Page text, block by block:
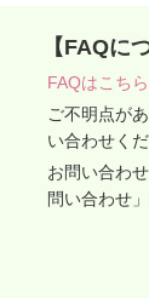
【FAQに
FAQはこちら
ご不明点が
い合わせくだ
お問い合わ
問い合わせ